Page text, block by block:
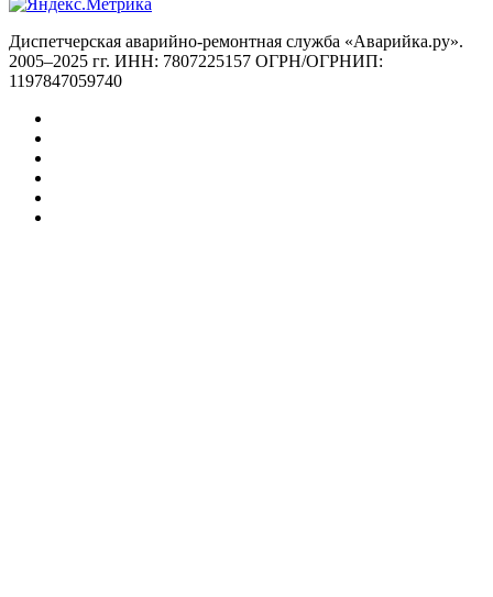
Диспетчерская аварийно-ремонтная служба «Аварийка.ру».
2005–2025 гг. ИНН: 7807225157 ОГРН/ОГРНИП:
1197847059740